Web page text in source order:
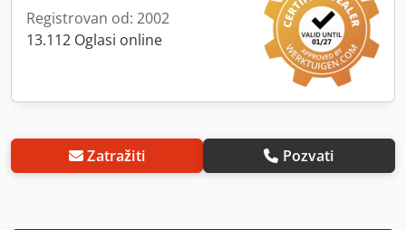
Registrovan od: 2002
13.112 Oglasi online
Zatražiti Pozvati